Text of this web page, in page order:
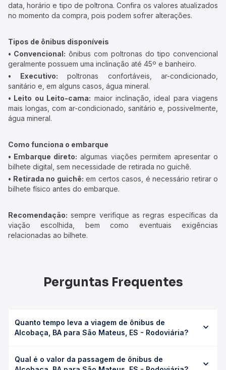
data, horário e tipo de poltrona. Confira os valores atualizados
no momento da compra, pois podem sofrer alterações.
Tipos de ônibus disponíveis
• Convencional: ônibus com poltronas do tipo convencional
geralmente possuem uma inclinação até 45º e banheiro.
• Executivo: poltronas confortáveis, ar-condicionado,
sanitário e, em alguns casos, água mineral.
• Leito ou Leito-cama: maior inclinação, ideal para viagens
mais longas, com ar-condicionado, sanitário e, possivelmente,
água mineral.
Como funciona o embarque
• Embarque direto: algumas viações permitem apresentar o
bilhete digital, sem necessidade de retirada no guichê.
• Retirada no guichê: em certos casos, é necessário retirar o
bilhete físico antes do embarque.
Recomendação: sempre verifique as regras específicas da
viação escolhida, bem como eventuais exigências
relacionadas ao bilhete.
Perguntas Frequentes
Quanto tempo leva a viagem de ônibus de
Alcobaça, BA para São Mateus, ES - Rodoviária?
- Rodoviária leva em média 4h 15min, podendo variar
Qual é o valor da passagem de ônibus de